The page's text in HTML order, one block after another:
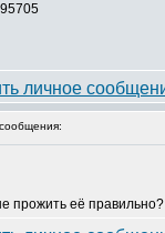
прожить её правильно?